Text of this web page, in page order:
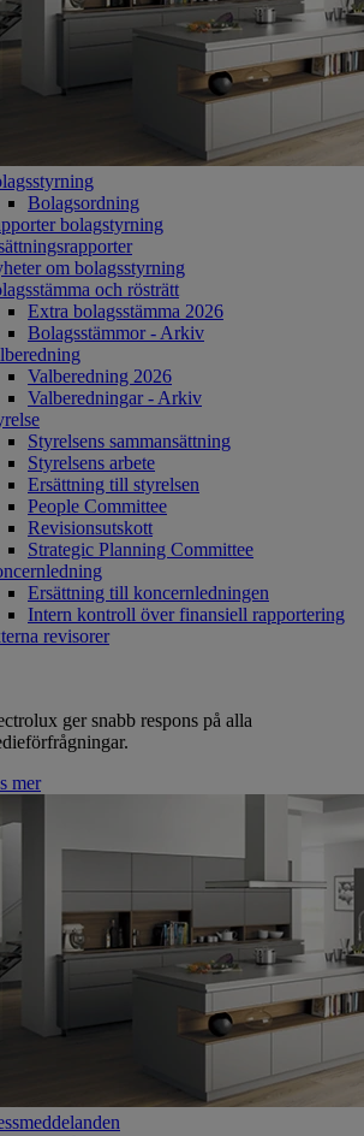
Bolagsordning
bolagstyrning
om bolagsstyrning
och rösträtt
Extra bolagsstämma 2026
Bolagsstämmor - Arkiv
Valberedning 2026
Valberedningar - Arkiv
Styrelsens sammansättning
Styrelsens arbete
Ersättning till styrelsen
People Committee
Revisionsutskott
Strategic Planning Committee
Ersättning till koncernledningen
Intern kontroll över finansiell rapportering
revisorer
ger snabb respons på alla
mer